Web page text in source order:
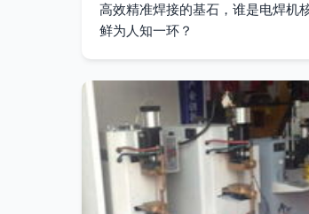
高效精准焊接的基石，谁是电焊机
鲜为人知一环？